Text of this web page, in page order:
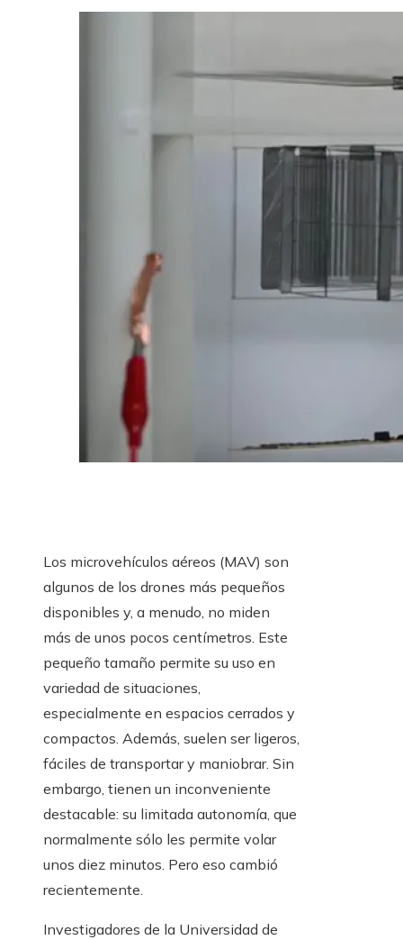
Los microvehículos aéreos (MAV) son
algunos de los drones más pequeños
disponibles y, a menudo, no miden
más de unos pocos centímetros. Este
pequeño tamaño permite su uso en
variedad de situaciones,
especialmente en espacios cerrados y
compactos. Además, suelen ser ligeros,
fáciles de transportar y maniobrar. Sin
embargo, tienen un inconveniente
destacable: su limitada autonomía, que
normalmente sólo les permite volar
unos diez minutos. Pero eso cambió
recientemente.
Investigadores de la Universidad de